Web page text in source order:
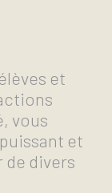
et
vous
et
divers